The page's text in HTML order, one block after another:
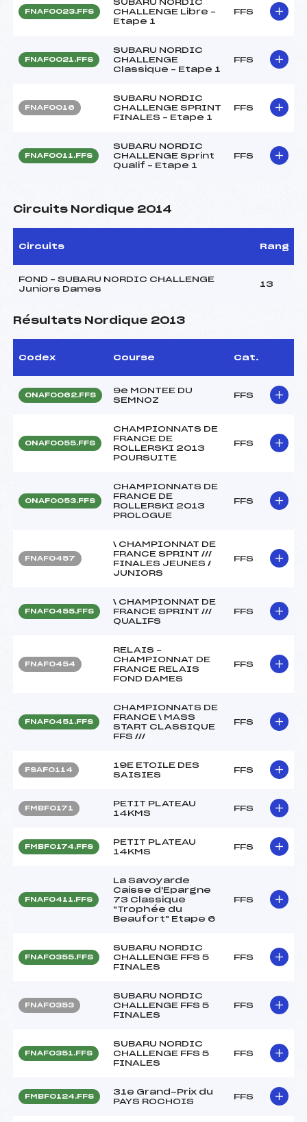
FNAF0023.FFS
SUBARU NORDIC
CHALLENGE Libre –
Etape 1
FFS
FNAF0021.FFS
SUBARU NORDIC
CHALLENGE
Classique – Etape 1
FFS
FNAF0016
SUBARU NORDIC
CHALLENGE SPRINT
FINALES – Etape 1
FFS
FNAF0011.FFS
SUBARU NORDIC
CHALLENGE Sprint
Qualif – Etape 1
FFS
Circuits Nordique 2014
Circuits Rang
FOND – SUBARU NORDIC CHALLENGE
Juniors Dames
13
Résultats Nordique 2013
Codex Course Cat.
ONAF0062.FFS
9e MONTEE DU
SEMNOZ
FFS
ONAF0055.FFS
CHAMPIONNATS DE
FRANCE DE
ROLLERSKI 2013
POURSUITE
FFS
ONAF0053.FFS
CHAMPIONNATS DE
FRANCE DE
ROLLERSKI 2013
PROLOGUE
FFS
FNAF0457
\ CHAMPIONNAT DE
FRANCE SPRINT ///
FINALES JEUNES /
JUNIORS
FFS
FNAF0455.FFS
\ CHAMPIONNAT DE
FRANCE SPRINT ///
QUALIFS
FFS
FNAF0454
RELAIS –
CHAMPIONNAT DE
FRANCE RELAIS
FOND DAMES
FFS
FNAF0451.FFS
CHAMPIONNATS DE
FRANCE \ MASS
START CLASSIQUE
FFS ///
FFS
FSAF0114
19E ETOILE DES
SAISIES
FFS
FMBF0171
PETIT PLATEAU
14KMS
FFS
FMBF0174.FFS
PETIT PLATEAU
14KMS
FFS
FNAF0411.FFS
La Savoyarde
Caisse d'Epargne
73 Classique
"Trophée du
Beaufort" Etape 6
FFS
FNAF0355.FFS
SUBARU NORDIC
CHALLENGE FFS 5
FINALES
FFS
FNAF0353
SUBARU NORDIC
CHALLENGE FFS 5
FINALES
FFS
FNAF0351.FFS
SUBARU NORDIC
CHALLENGE FFS 5
FINALES
FFS
FMBF0124.FFS
31e Grand-Prix du
PAYS ROCHOIS
FFS